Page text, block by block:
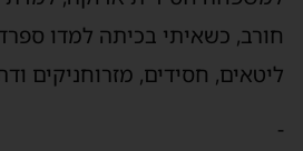
חורב, כשאיתי בכיתה למדו
ליטאים, חסידים, מזרוחניקים
-